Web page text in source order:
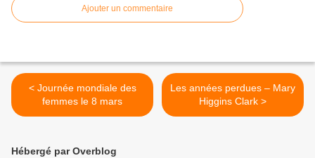
Ajouter un commentaire
< Journée mondiale des
femmes le 8 mars
Les années perdues – Mary
Higgins Clark >
Hébergé par Overblog